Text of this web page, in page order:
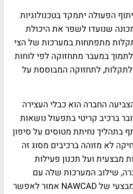
הפעולה יתמקד בטכנולוגיות
שנועדו לשפר את היכולת
מתפתחות במערכות של הצי
במעבר מתחזוקה לפי לוחות
לתקלות, לתחזוקה המבוססת על
החברה הוא כבלי העצירה
ברכיב קריטי בתפעול נושאות
בתהליך נחיתת מטוסים על סיפון
לא מזוהה ברכיבים מסוג זה
מבצעית ועל תכנון פעילות
שילוב המערכות שלה עם
תשתיות הניסוי והידע המבצעי של NAWCAD אמור לאפשר